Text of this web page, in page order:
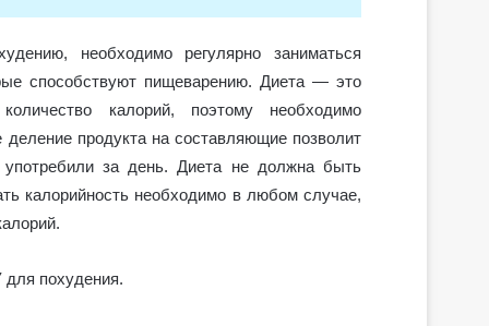
необходимо регулярно заниматься
способствуют пищеварению. Диета — это
калорий, поэтому необходимо
продукта на составляющие позволит
за день. Диета не должна быть
калорийность необходимо в любом случае,
похудения.